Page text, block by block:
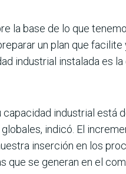
la base de lo que
un plan que
industrial instalada es
industrial está
indicó. El
inserción en los
se generan en el